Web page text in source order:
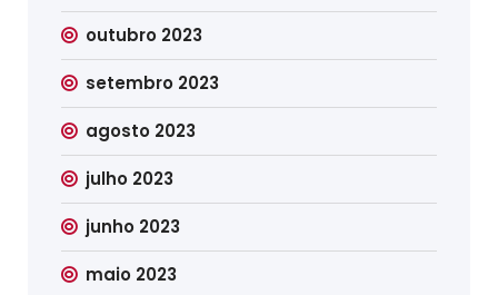
outubro 2023
setembro 2023
agosto 2023
julho 2023
junho 2023
maio 2023